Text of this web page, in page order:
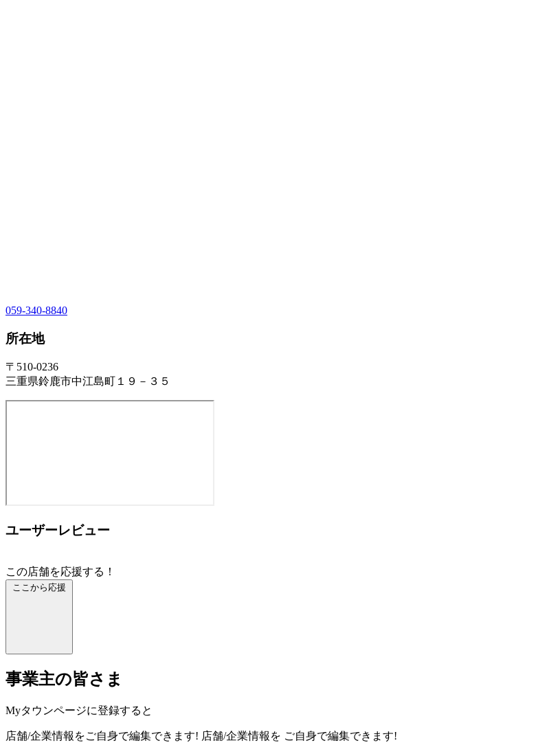
059-340-8840
所在地
〒510-0236
三重県鈴鹿市中江島町１９－３５
ユーザーレビュー
この店舗を応援する！
ここから応援
事業主の皆さま
Myタウンページに登録すると
店舗/企業情報をご自身で編集できます! 店舗/企業情報を ご自身で編集できます!